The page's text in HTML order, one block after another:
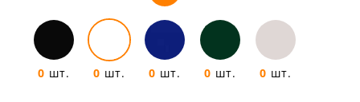
0 шт. 0 шт. 0 шт. 0 шт. 0 шт.